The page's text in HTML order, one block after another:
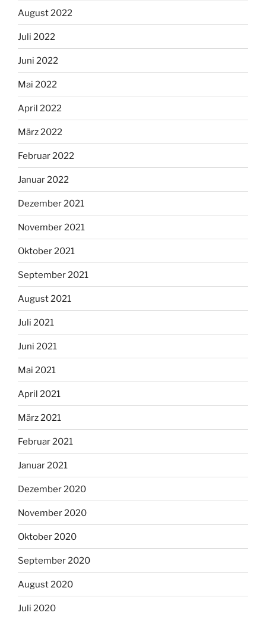
August 2022
Juli 2022
Juni 2022
Mai 2022
April 2022
März 2022
Februar 2022
Januar 2022
Dezember 2021
November 2021
Oktober 2021
September 2021
August 2021
Juli 2021
Juni 2021
Mai 2021
April 2021
März 2021
Februar 2021
Januar 2021
Dezember 2020
November 2020
Oktober 2020
September 2020
August 2020
Juli 2020